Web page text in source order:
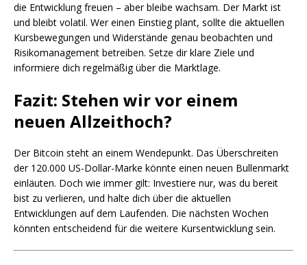
die Entwicklung freuen – aber bleibe wachsam. Der Markt ist
und bleibt volatil. Wer einen Einstieg plant, sollte die aktuellen
Kursbewegungen und Widerstände genau beobachten und
Risikomanagement betreiben. Setze dir klare Ziele und
informiere dich regelmäßig über die Marktlage.
Fazit: Stehen wir vor einem
neuen Allzeithoch?
Der Bitcoin steht an einem Wendepunkt. Das Überschreiten
der 120.000 US-Dollar-Marke könnte einen neuen Bullenmarkt
einläuten. Doch wie immer gilt: Investiere nur, was du bereit
bist zu verlieren, und halte dich über die aktuellen
Entwicklungen auf dem Laufenden. Die nächsten Wochen
könnten entscheidend für die weitere Kursentwicklung sein.